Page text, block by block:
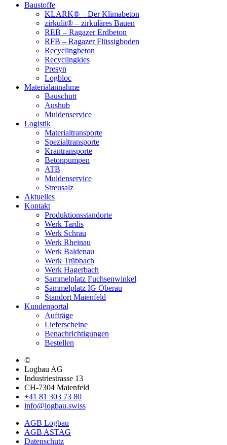
Baustoffe
KLARK® – Der Klimabeton
zirkulit® – zirkuläres Bauen
REB – Ragazer Erdbeton
RFB – Ragazer Flüssigboden
Recyclingbeton
Recyclingkies
Presyn
Logbloc
Materialannahme
Bauschutt
Aushub
Muldenservice
Logistik
Materialtransporte
Spezialtransporte
Krantransporte
Betonpumpen
ATB
Muldenservice
Streusalz
Aktuelles
Kontakt
Produktionsstandorte
Werk Tardis
Werk Schrau
Werk Rheinau
Werk Baldenau
Werk Trübbach
Werk Hagerbach
Sammelplatz Fuchsenwinkel
Sammelplatz IG Oberau
Standort Maienfeld
Kundenportal
Aufträge
Lieferscheine
Benachrichtigungen
Bestellen
©
Logbau AG
Industriestrasse 13
CH-7304 Maienfeld
+41 81 303 73 80
info@logbau.swiss
AGB Logbau
AGB ASTAG
Datenschutz